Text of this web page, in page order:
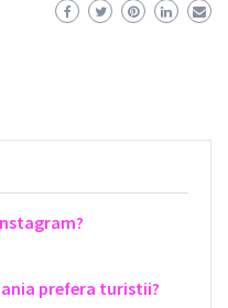
prefera turistii?